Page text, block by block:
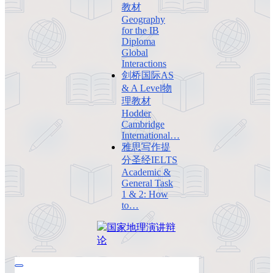
教材
Geography
for the IB
Diploma
Global
Interactions
剑桥国际AS
& A Level物
理教材
Hodder
Cambridge
International…
雅思写作提
分圣经IELTS
Academic &
General Task
1 & 2: How
to…
国家地理演讲辩
论